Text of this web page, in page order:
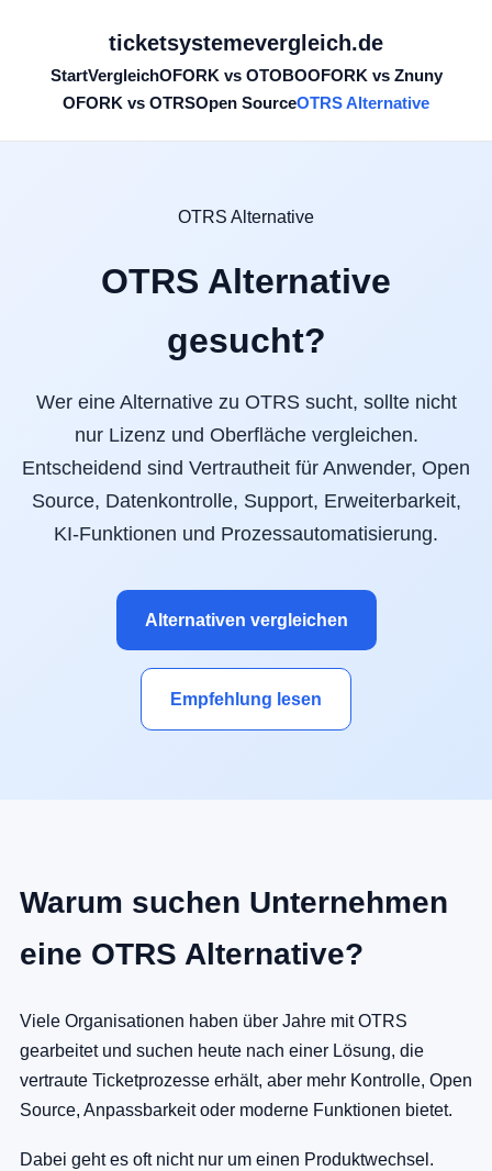
ticketsystemevergleich.de
StartVergleichOFORK vs OTOBOOFORK vs Znuny
OFORK vs OTRSOpen SourceOTRS Alternative
OTRS Alternative
OTRS Alternative
gesucht?
Wer eine Alternative zu OTRS sucht, sollte nicht
nur Lizenz und Oberfläche vergleichen.
Entscheidend sind Vertrautheit für Anwender, Open
Source, Datenkontrolle, Support, Erweiterbarkeit,
KI-Funktionen und Prozessautomatisierung.
Alternativen vergleichen
Empfehlung lesen
Warum suchen Unternehmen
eine OTRS Alternative?
Viele Organisationen haben über Jahre mit OTRS
gearbeitet und suchen heute nach einer Lösung, die
vertraute Ticketprozesse erhält, aber mehr Kontrolle, Open
Source, Anpassbarkeit oder moderne Funktionen bietet.
Dabei geht es oft nicht nur um einen Produktwechsel.